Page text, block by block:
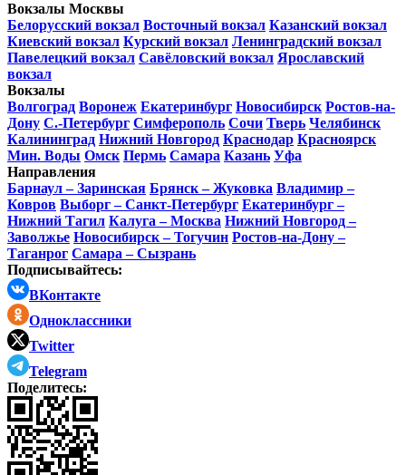
Вокзалы Москвы
Белорусский вокзал Восточный вокзал Казанский вокзал
Киевский вокзал Курский вокзал Ленинградский вокзал
Павелецкий вокзал Савёловский вокзал Ярославский
вокзал
Вокзалы
Волгоград Воронеж Екатеринбург Новосибирск Ростов-на-
Дону С.-Петербург Симферополь Сочи Тверь Челябинск
Калининград Нижний Новгород Краснодар Красноярск
Мин. Воды Омск Пермь Самара Казань Уфа
Направления
Барнаул – Заринская Брянск – Жуковка Владимир –
Ковров Выборг – Санкт-Петербург Екатеринбург –
Нижний Тагил Калуга – Москва Нижний Новгород –
Заволжье Новосибирск – Тогучин Ростов-на-Дону –
Таганрог Самара – Сызрань
Подписывайтесь:
ВКонтакте
Одноклассники
Twitter
Telegram
Поделитесь: